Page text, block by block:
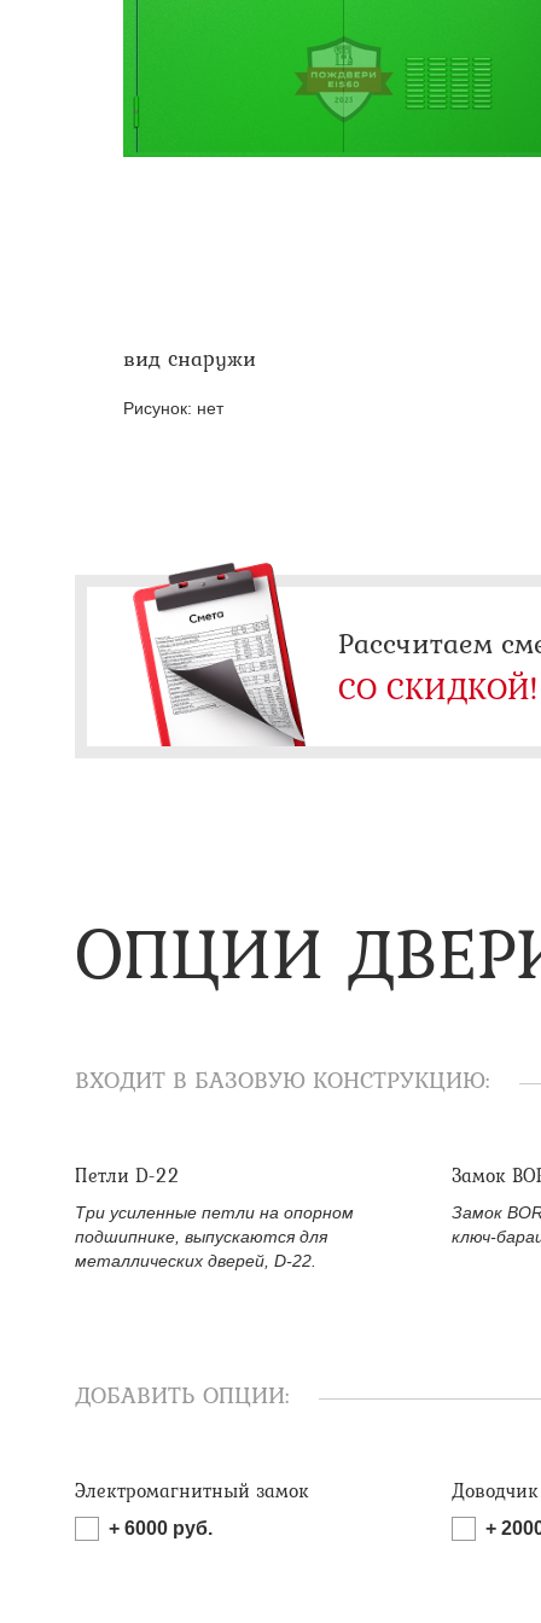
Противопожарные двери со
вид снаружи
Рисунок: нет
Рассчитаем
СО СКИДКОЙ!
ОПЦИИ
ВХОДИТ В БАЗОВУЮ КОНСТРУКЦИЮ:
Петли D-22
Три усиленные петли на опорном
подшипнике, выпускаются для
металлических дверей, D-22.
Замок
Замок
ключ-
ДОБАВИТЬ ОПЦИИ:
Электромагнитный замок
+ 6000 руб.
Доводчик
+